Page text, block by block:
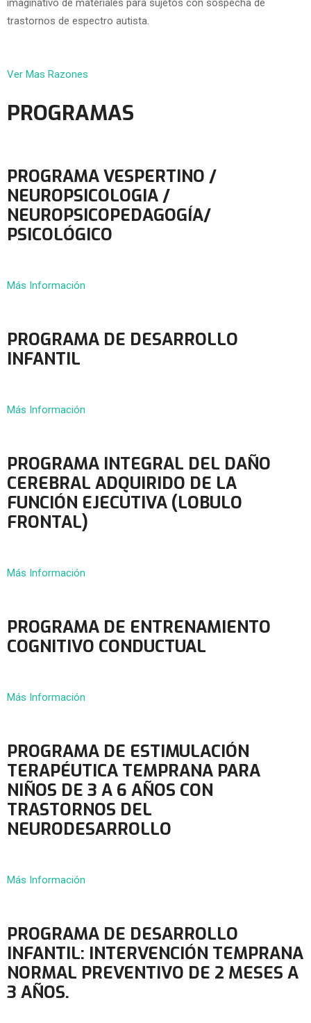
imaginativo de materiales para sujetos con sospecha de
trastornos de espectro autista.
Ver Mas Razones
PROGRAMAS
PROGRAMA VESPERTINO /
NEUROPSICOLOGIA /
NEUROPSICOPEDAGOGÍA/
PSICOLÓGICO
Más Información
PROGRAMA DE DESARROLLO
INFANTIL
Más Información
PROGRAMA INTEGRAL DEL DAÑO
CEREBRAL ADQUIRIDO DE LA
FUNCIÓN EJECUTIVA (LOBULO
FRONTAL)
Más Información
PROGRAMA DE ENTRENAMIENTO
COGNITIVO CONDUCTUAL
Más Información
PROGRAMA DE ESTIMULACIÓN
TERAPÉUTICA TEMPRANA PARA
NIÑOS DE 3 A 6 AÑOS CON
TRASTORNOS DEL
NEURODESARROLLO
Más Información
PROGRAMA DE DESARROLLO
INFANTIL: INTERVENCIÓN TEMPRANA
NORMAL PREVENTIVO DE 2 MESES A
3 AÑOS.